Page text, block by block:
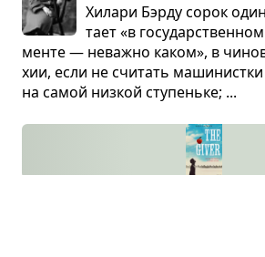
Хилари Бэрду сорок
тает «в
менте — неважно каком», в
хии, если не счи­тать маши­нистки
на самой низ­кой сту­пеньке; ...